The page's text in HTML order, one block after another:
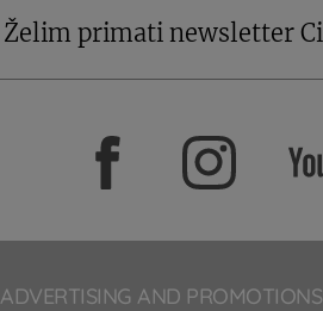
Želim primati newsletter
ADVERTISING AND PROMOTIONS